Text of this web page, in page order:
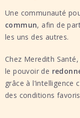
Une communauté
commun, afin de
les uns des autres.
Chez Meredith
le pouvoir de
grâce à
des conditions